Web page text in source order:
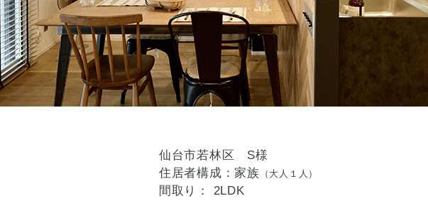
仙台市若林区 S様
住居者構成：家族 （大人１人）
間取り： 2LDK